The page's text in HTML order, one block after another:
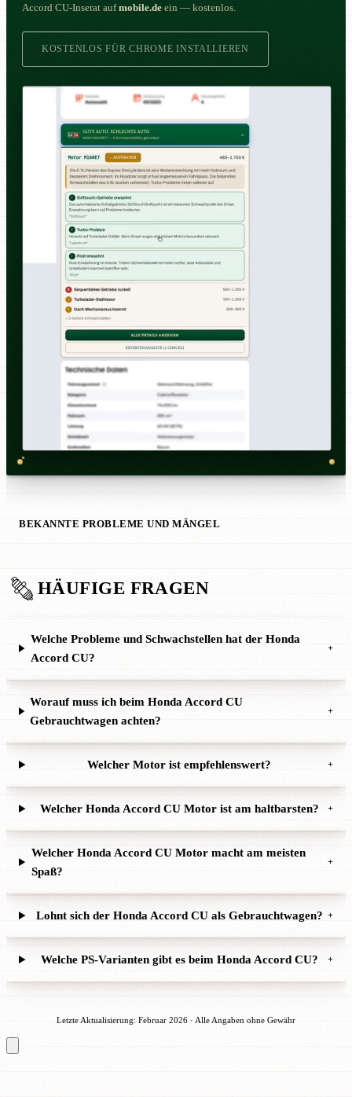
Accord CU-Inserat aufmobile.de ein — kostenlos.
KOSTENLOS FÜR CHROME INSTALLIEREN
BEKANNTE PROBLEME UND MÄNGEL
HÄUFIGE FRAGEN
Welche Probleme und Schwachstellen hat der Honda
Accord CU?
+
Worauf muss ich beim Honda Accord CU
Gebrauchtwagen achten?
+
Welcher Motor ist empfehlenswert? +
Welcher Honda Accord CU Motor ist am haltbarsten? +
Welcher Honda Accord CU Motor macht am meisten
Spaß?
+
Lohnt sich der Honda Accord CU als Gebrauchtwagen? +
Welche PS-Varianten gibt es beim Honda Accord CU? +
Letzte Aktualisierung: Februar 2026 · Alle Angaben ohne Gewähr